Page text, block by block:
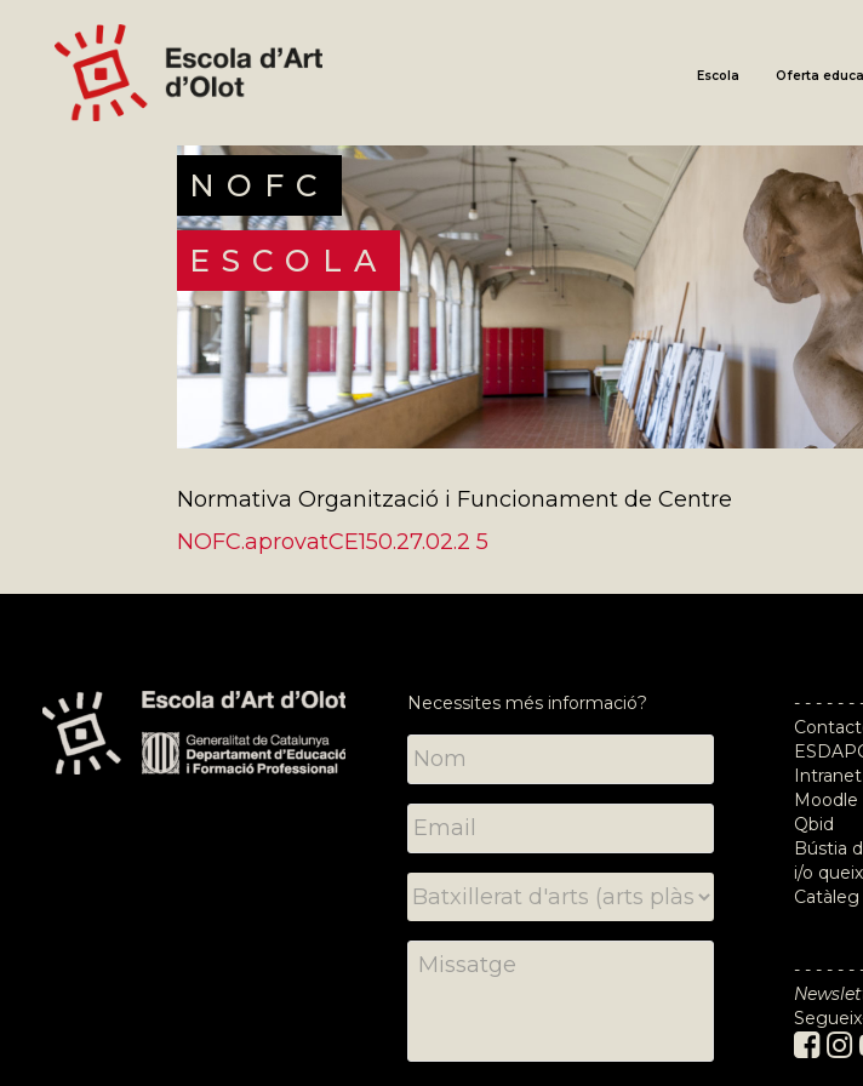
Escola Oferta
NOFC
ESCOLA
Normativa Organització i Funcionament de Centre
NOFC.aprovatCE150.27.02.2 5
Necessites més informació?
- - - - - -
Moodle
Qbid
Bústia
i/o
- - - - - -